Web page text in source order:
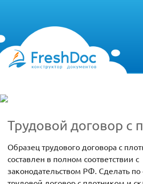
Трудовой договор с
Образец трудового договора с
составлен в полном соответствии с
законодательством РФ. Сделать по